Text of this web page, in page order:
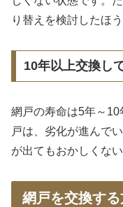
り替えを検討したほ
10年以上交換し
網戸の寿命は5年～
戸は、劣化が進んで
が出てもおかしくな
網戸を交換す